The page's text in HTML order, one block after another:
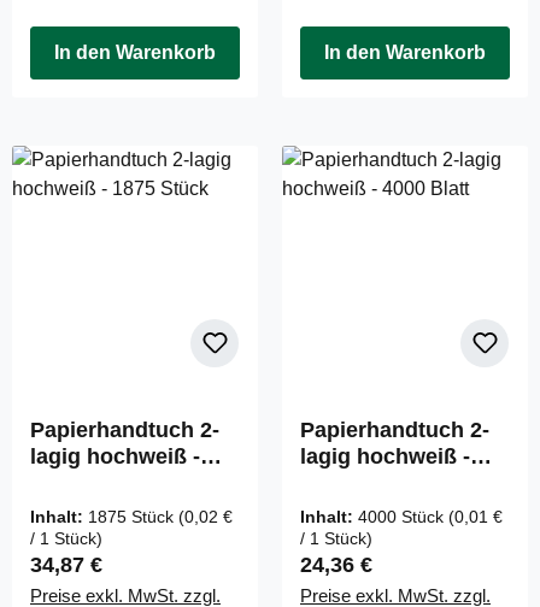
In den Warenkorb In den Warenkorb
Papierhandtuch 2-
lagig hochweiß -
Inhalt: 1875 Stück (0,02 €
/ 1 Stück)
Regulärer Preis:
34,87 €
Preise exkl. MwSt. zzgl.
Papierhandtuch 2-
lagig hochweiß -
Inhalt: 4000 Stück (0,01 €
/ 1 Stück)
Regulärer Preis:
24,36 €
Preise exkl. MwSt. zzgl.